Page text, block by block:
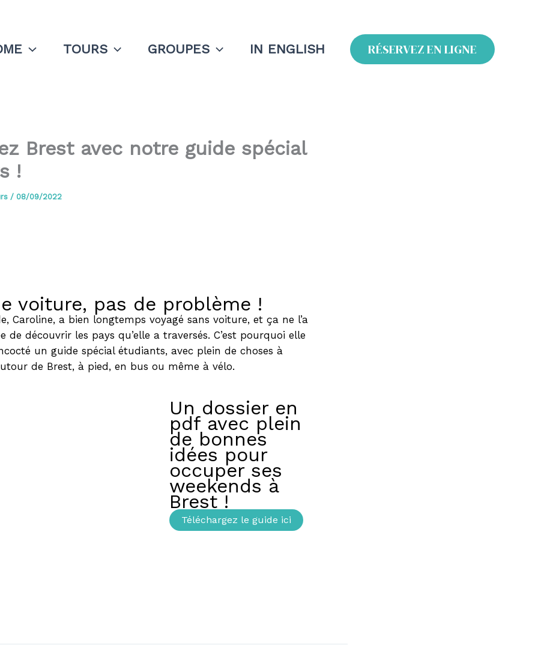
TOURS GROUPES IN ENGLISH RÉSERVEZ EN LIGNE
Brest avec notre guide spécial
!
/ 08/09/2022
voiture, pas de problème !
Caroline, a bien longtemps voyagé sans voiture, et ça ne l’a
de découvrir les pays qu’elle a traversés. C’est pourquoi elle
un guide spécial étudiants, avec plein de choses à
de Brest, à pied, en bus ou même à vélo.
Un dossier en
pdf avec plein
de bonnes
idées pour
occuper ses
weekends à
Brest !
Téléchargez le guide ici